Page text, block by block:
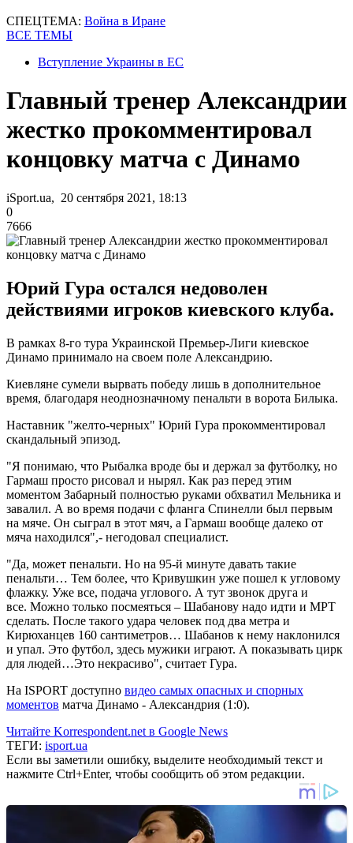
СПЕЦТЕМА: Война в Иране
ВСЕ ТЕМЫ
Вступление Украины в ЕС
Главный тренер Александрии
жестко прокомментировал
концовку матча с Динамо
iSport.ua, 20 сентября 2021, 18:13
0
7666
Юрий Гура остался недоволен
действиями игроков киевского клуба.
В рамках 8-го тура Украинской Премьер-Лиги киевское
Динамо принимало на своем поле Александрию.
Киевляне сумели вырвать победу лишь в дополнительное
время, благодаря неоднозначному пенальти в ворота Билыка.
Наставник "желто-черных" Юрий Гура прокомментировал
скандальный эпизод.
"Я понимаю, что Рыбалка вроде бы и держал за футболку, но
Гармаш просто рисовал и нырял. Как раз перед этим
моментом Забарный полностью руками обхватил Мельника и
завалил. А во время подачи с фланга Спинелли был первым
на мяче. Он сыграл в этот мяч, а Гармаш вообще далеко от
мяча находился",- негодовал специалист.
"Да, может пенальти. Но на 95-й минуте давать такие
пенальти… Тем более, что Кривушкин уже пошел к угловому
флажку. Уже все, подача углового. А тут звонок друга и
все. Можно только посмеяться – Шабанову надо идти и МРТ
сделать. После такого удара человек под два метра и
Кирюханцев 160 сантиметров… Шабанов к нему наклонился
и упал. Это футбол, здесь мужики играют. А показывать цирк
для людей…Это некрасиво", считает Гура.
На ISPORT доступно видео самых опасных и спорных
моментов матча Динамо - Александрия (1:0).
Читайте Korrespondent.net в Google News
ТЕГИ: isport.ua
Если вы заметили ошибку, выделите необходимый текст и
нажмите Ctrl+Enter, чтобы сообщить об этом редакции.